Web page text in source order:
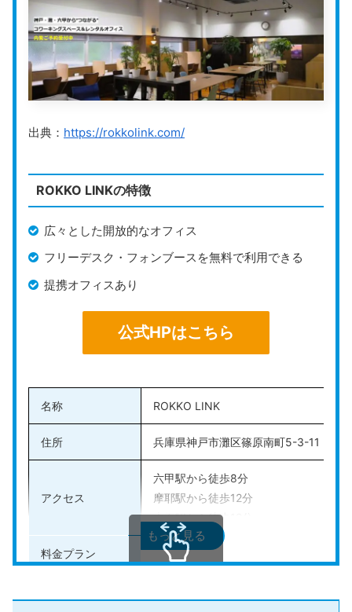
スです。
レンタルスペースの運営もしているため、E.R.NEXT六
甲道の会員の人は割引価格で利用できます。完全個室の
ため、プライベート空間で会議やセミナーを開催するこ
などの備品が充実しており、無料でレンタルできるの
ビジネスが軌道にのり、作業スペースが必要になった場
合は、プランの変更が可能です。プラン変更は1ヶ月単
位で可能なため、事業の成長や状況に合わせて柔軟に対
応できます。
プラン内容はカスタマイズできるため、自分専用のプラ
効率的に必要なサービスを利用できるのが魅力です。
出典： https://rokkolink.com/
ROKKO LINKの特徴
広々とした開放的なオフィス
フリーデスク・フォンブースを無料で利用できる
提携オフィスあり
公式HPはこちら
名称 ROKKO LINK
住所 兵庫県神戸市灘区篠原南町5-3-11
アクセス
六甲駅から徒歩8分
摩耶駅から徒歩12分
大石駅から徒歩12分
料金プラン 入会金11,000円、月額料金5,500円
もっと見る